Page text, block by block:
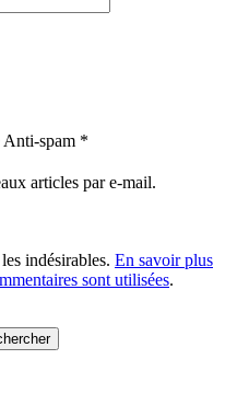
Anti-spam *
articles par e-mail.
indésirables. En savoir plus
sont utilisées.